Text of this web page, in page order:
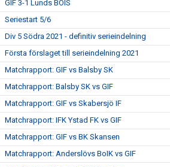
GIF 3-1 Lunds BOIS
Seriestart 5/6
Div 5 Södra 2021 - definitiv serieindelning
Första förslaget till serieindelning 2021
Matchrapport: GIF vs Balsby SK
Matchrapport: Balsby SK vs GIF
Matchrapport: GIF vs Skabersjö IF
Matchrapport: IFK Ystad FK vs GIF
Matchrapport: GIF vs BK Skansen
Matchrapport: Anderslövs BoIK vs GIF